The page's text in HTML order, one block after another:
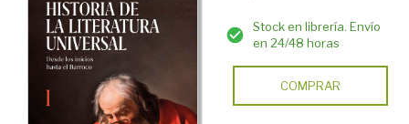
Stock en librería. Envío
en 24/48 horas
COMPRAR